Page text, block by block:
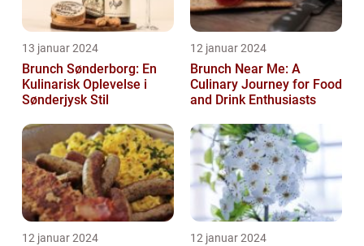
13 januar 2024
Brunch Sønderborg: En
Kulinarisk Oplevelse i
Sønderjysk Stil
12 januar 2024
Brunch Near Me: A
Culinary Journey for Food
and Drink Enthusiasts
12 januar 2024 12 januar 2024